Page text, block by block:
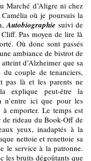
Marché d’Aligre ni chez
où je poursuis la
Autobiographie suivi de
Pas moyen de lire là
Où donc sont passés
ambiance de bistrot de
atteint d’Alzheimer que sa
couple de tenanciers,
pas là et les parents ne
explique peut-être la
n’entre ici que pour les
emporter. Le temps est
de rideau du Book-Off de
yeux, inadaptés à la
nettoie et renettoie sa
le service à la patronne.
les bruits dégoûtants que